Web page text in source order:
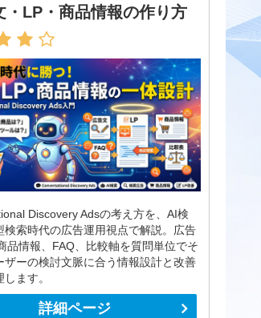
・LP・商品情報の作り方
Discovery Adsの考え方を、AI検
検索時代の広告運用視点で解説。広告
品情報、FAQ、比較軸を質問単位でそ
ザーの検討文脈に合う情報設計と改善
ます。
詳細ページ